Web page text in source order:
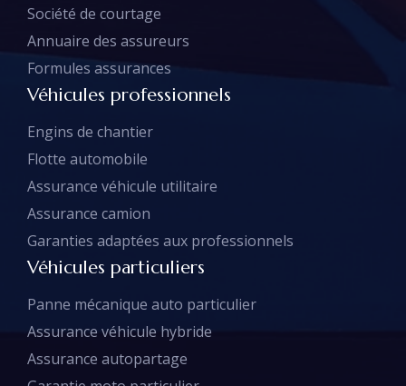
Société de courtage
Annuaire des assureurs
Formules assurances
Véhicules professionnels
Engins de chantier
Flotte automobile
Assurance véhicule utilitaire
Assurance camion
Garanties adaptées aux professionnels
Véhicules particuliers
Panne mécanique auto particulier
Assurance véhicule hybride
Assurance autopartage